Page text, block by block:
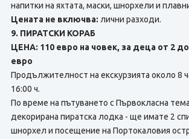
напитки на яхтата, маски, шнорхели и
Цената не включва: лични разходи.
9. ПИРАТСКИ КОРАБ
ЦЕНА: 110 евро на човек, за деца от 2 до
евро
Продължителност на екскурзията около 8
16:00 ч.
По време на пътуването с Първокласна
декорирана пиратска лодка - ще имате 2
шнорхел и посещение на Портокаловия